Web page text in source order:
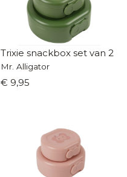
Trixie snackbox set van 2
Mr. Alligator
€ 9,95